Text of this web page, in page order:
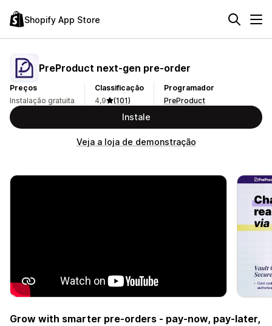
Shopify App Store
PreProduct next‑gen pre‑order
Preços
Instalação gratuita
Classificação
4,9
(101)
Programador
PreProduct
Instale
Veja a loja de demonstração
Grow with smarter pre-orders - pay-now, pay-later,